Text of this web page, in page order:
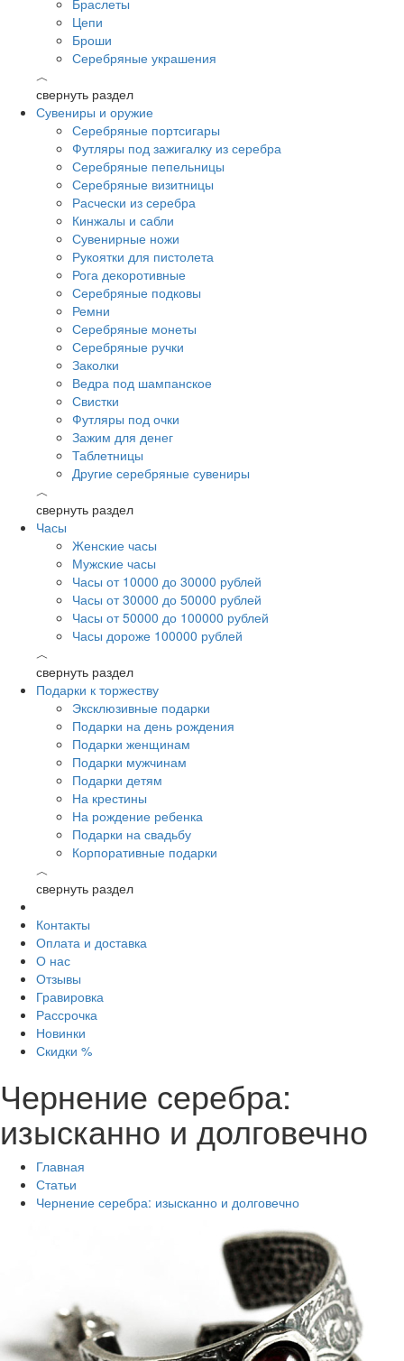
Браслеты
Цепи
Броши
Серебряные украшения
︿
свернуть раздел
Сувениры и оружие
Серебряные портсигары
Футляры под зажигалку из серебра
Серебряные пепельницы
Серебряные визитницы
Расчески из серебра
Кинжалы и сабли
Сувенирные ножи
Рукоятки для пистолета
Рога декоротивные
Серебряные подковы
Ремни
Серебряные монеты
Серебряные ручки
Заколки
Ведра под шампанское
Свистки
Футляры под очки
Зажим для денег
Таблетницы
Другие серебряные сувениры
︿
свернуть раздел
Часы
Женские часы
Мужские часы
Часы от 10000 до 30000 рублей
Часы от 30000 до 50000 рублей
Часы от 50000 до 100000 рублей
Часы дороже 100000 рублей
︿
свернуть раздел
Подарки к торжеству
Эксклюзивные подарки
Подарки на день рождения
Подарки женщинам
Подарки мужчинам
Подарки детям
На крестины
На рождение ребенка
Подарки на свадьбу
Корпоративные подарки
︿
свернуть раздел
Контакты
Оплата и доставка
О нас
Отзывы
Гравировка
Рассрочка
Новинки
Скидки %
Чернение серебра:
изысканно и долговечно
Главная
Статьи
Чернение серебра: изысканно и долговечно